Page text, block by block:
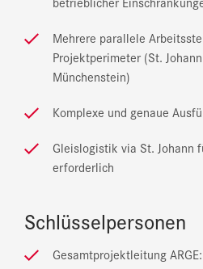
Mehrere parallele
Projektperimeter (St.
Münchenstein)
Komplexe und genaue
Gleislogistik via St. Johann
erforderlich
Schlüsselpersonen
Gesamtprojektleitung